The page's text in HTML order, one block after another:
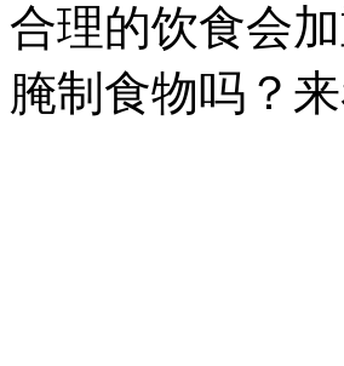
合理的饮食会
腌制食物吗？